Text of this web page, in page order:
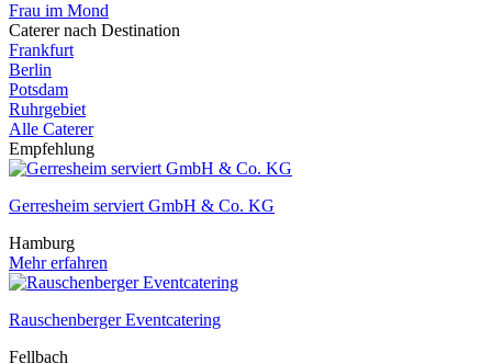
Frau im Mond
Caterer nach Destination
Frankfurt
Berlin
Potsdam
Ruhrgebiet
Alle Caterer
Empfehlung
Gerresheim serviert GmbH & Co. KG
Hamburg
Mehr erfahren
Rauschenberger Eventcatering
Fellbach